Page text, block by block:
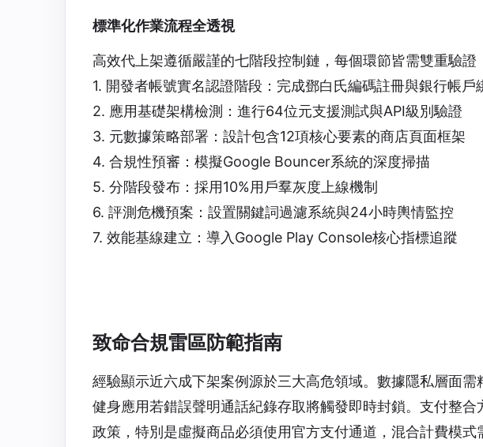
標準化作業流程全透視
高效代上架遵循嚴謹的七階段控制鏈，每個環節皆需雙重驗證
1. 開發者帳號實名認證階段：完成鄧白氏編碼註冊與銀行帳戶
2. 應用基礎架構檢測：進行64位元支援測試與API級別驗證
3. 元數據策略部署：設計包含12項核心要素的商店頁面框架
4. 合規性預審：模擬Google Bouncer系統的深度掃描
5. 分階段發布：採用10%用戶羣灰度上線機制
6. 評測危機預案：設置關鍵詞過濾系統與24小時輿情監控
7. 效能基線建立：導入Google Play Console核心指標追蹤
致命合規雷區防範指南
經驗顯示近六成下架案例源於三大高危領域。數據隱私層面
健身應用若錯誤聲明通話紀錄存取將觸發即時封鎖。支付整
政策，特別是虛擬商品必須使用官方支付通道，混合計費模